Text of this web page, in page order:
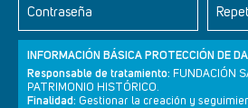
Contraseña
INFORMACIÓN BÁSICA PROTECCIÓN DE
Responsable de tratamiento: FUNDACIÓN
PATRIMONIO HISTÓRICO.
Finalidad: Gestionar la creación y